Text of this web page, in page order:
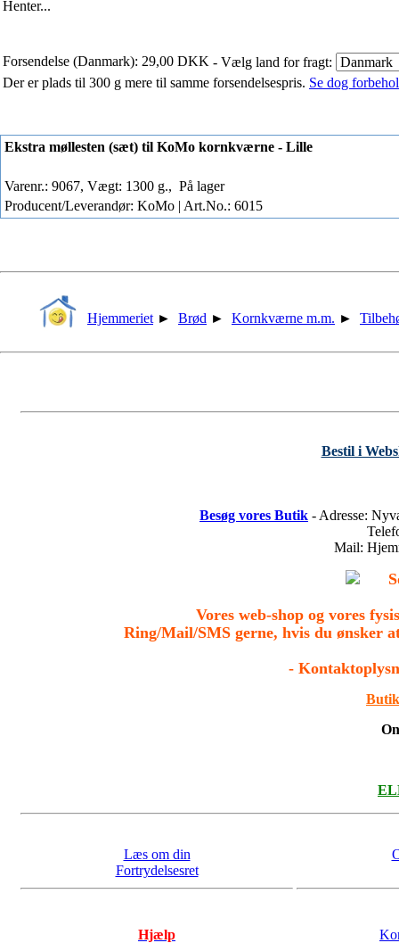
Henter...
Forsendelse (Danmark): 29,00 DKK - Vælg land for fragt:
Der er plads til 300 g mere til samme forsendelsespris. Se dog
Ekstra møllesten (sæt) til KoMo kornkværne - Lille
Varenr.: 9067, Vægt: 1300 g., På lager
Producent/Leverandør: KoMo | Art.No.: 6015
Hjemmeriet ► Brød ► Kornkværne m.m. ►
Bestil i
Besøg vores Butik - Adresse:
Mail:
Vores web-shop og vores
Ring/Mail/SMS gerne, hvis du ønsker
-
Læs om din
Fortrydelsesret
Hjælp